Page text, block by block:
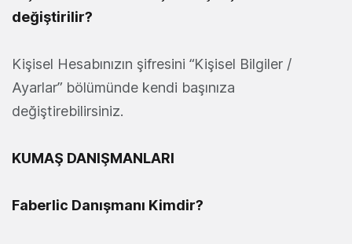
değiştirilir?
Kişisel Hesabınızın şifresini “Kişisel Bilgiler /
Ayarlar” bölümünde kendi başınıza
değiştirebilirsiniz.
KUMAŞ DANIŞMANLARI
Faberlic Danışmanı Kimdir?